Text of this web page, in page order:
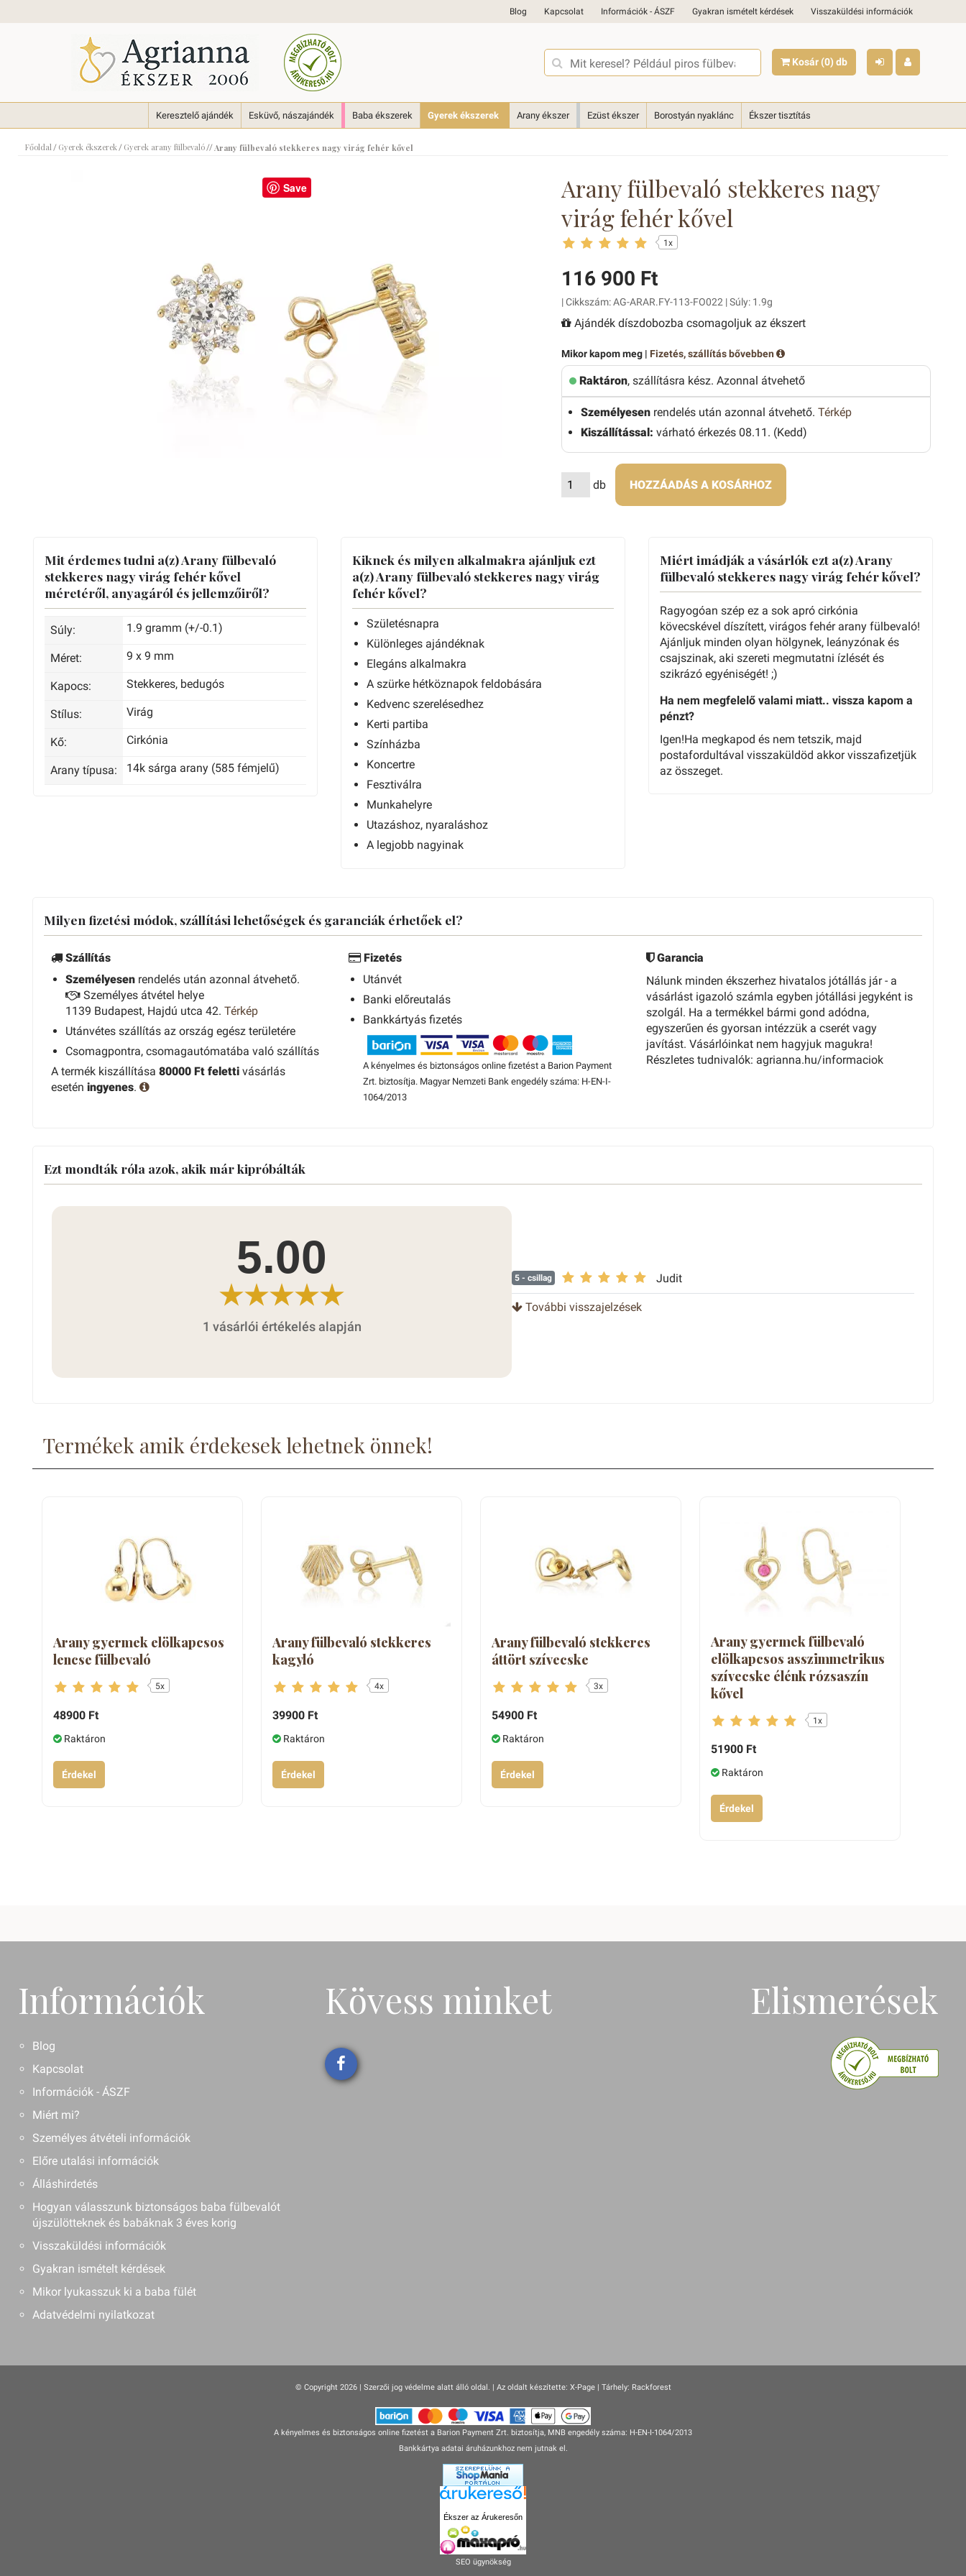
Blog Kapcsolat Információk - ÁSZF Gyakran ismételt kérdések Visszaküldési információk
Kosár (0) db
Keresztelő ajándék Esküvő, nászajándék Baba ékszerek Gyerek ékszerek Arany ékszer Ezüst ékszer Borostyán nyaklánc Ékszer tisztítás
Főoldal/ Gyerek ékszerek/ Gyerek arany fülbevaló//Arany fülbevaló stekkeres nagy virág fehér kővel
Save
Arany fülbevaló stekkeres nagy
virág fehér kővel
1x
116 900 Ft
| Cikkszám: AG-ARAR.FY-113-FO022 | Súly: 1.9g
Ajándék díszdobozba csomagoljuk az ékszert
Mikor kapom meg | Fizetés, szállítás bővebben
Raktáron, szállításra kész. Azonnal átvehető
Személyesenrendelés után azonnal átvehető. Térkép
Kiszállítással: várható érkezés 08.11. (Kedd)
db HOZZÁADÁS A KOSÁRHOZ
Mit érdemes tudni a(z) Arany fülbevaló
stekkeres nagy virág fehér kővel
méretéről, anyagáról és jellemzőiről?
Súly: 1.9 gramm (+/-0.1)
Méret: 9 x 9 mm
Kapocs: Stekkeres, bedugós
Stílus: Virág
Kő: Cirkónia
Arany típusa: 14k sárga arany (585 fémjelű)
Kiknek és milyen alkalmakra ajánljuk ezt
a(z) Arany fülbevaló stekkeres nagy virág
fehér kővel?
Születésnapra
Különleges ajándéknak
Elegáns alkalmakra
A szürke hétköznapok feldobására
Kedvenc szerelésedhez
Kerti partiba
Színházba
Koncertre
Fesztiválra
Munkahelyre
Utazáshoz, nyaraláshoz
A legjobb nagyinak
Miért imádják a vásárlók ezt a(z) Arany
fülbevaló stekkeres nagy virág fehér kővel?
Ragyogóan szép ez a sok apró cirkónia
kövecskével díszített, virágos fehér arany fülbevaló!
Ajánljuk minden olyan hölgynek, leányzónak és
csajszinak, aki szereti megmutatni ízlését és
szikrázó egyéniségét! ;)
Ha nem megfelelő valami miatt.. vissza kapom a
pénzt?
Igen!Ha megkapod és nem tetszik, majd
postafordultával visszaküldöd akkor visszafizetjük
az összeget.
Milyen fizetési módok, szállítási lehetőségek és garanciák érhetőek el?
Szállítás
Személyesen rendelés után azonnal átvehető.
Személyes átvétel helye
1139 Budapest, Hajdú utca 42. Térkép
Utánvétes szállítás az ország egész területére
Csomagpontra, csomagautómatába való szállítás
A termék kiszállítása 80000 Ft feletti vásárlás
esetén ingyenes.
Fizetés
Utánvét
Banki előreutalás
Bankkártyás fizetés
A kényelmes és biztonságos online fizetést a Barion Payment
Zrt. biztosítja. Magyar Nemzeti Bank engedély száma: H-EN-I-
1064/2013
Garancia
Nálunk minden ékszerhez hivatalos jótállás jár - a
vásárlást igazoló számla egyben jótállási jegyként is
szolgál. Ha a termékkel bármi gond adódna,
egyszerűen és gyorsan intézzük a cserét vagy
javítást. Vásárlóinkat nem hagyjuk magukra!
Részletes tudnivalók: agrianna.hu/informaciok
Ezt mondták róla azok, akik már kipróbálták
5.00
1 vásárlói értékelés alapján
5 - csillag Judit
További visszajelzések
Termékek amik érdekesek lehetnek önnek!
Arany gyermek elölkapcsos
lencse fülbevaló
5x
48900 Ft
Raktáron
Érdekel
Arany fülbevaló stekkeres
kagyló
4x
39900 Ft
Raktáron
Érdekel
Arany fülbevaló stekkeres
áttört szívecske
3x
54900 Ft
Raktáron
Érdekel
Arany gyermek fülbevaló
elölkapcsos asszimmetrikus
szívecske élénk rózsaszín
kővel
1x
51900 Ft
Raktáron
Érdekel
Információk
Blog
Kapcsolat
Információk - ÁSZF
Miért mi?
Személyes átvételi információk
Előre utalási információk
Álláshirdetés
Hogyan válasszunk biztonságos baba fülbevalót
újszülötteknek és babáknak 3 éves korig
Visszaküldési információk
Gyakran ismételt kérdések
Mikor lyukasszuk ki a baba fülét
Adatvédelmi nyilatkozat
Kövess minket Elismerések
© Copyright 2026 | Szerzői jog védelme alatt álló oldal. | Az oldalt készítette: X-Page| Tárhely: Rackforest
A kényelmes és biztonságos online fizetést a Barion Payment Zrt. biztosítja, MNB engedély száma: H-EN-I-1064/2013
Bankkártya adatai áruházunkhoz nem jutnak el.
Ékszer az Árukeresőn
SEO ügynökség